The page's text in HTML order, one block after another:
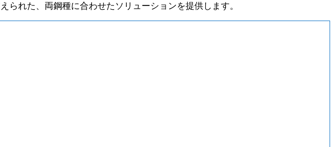
れた、両鋼種に合わせたソリューションを提供します。